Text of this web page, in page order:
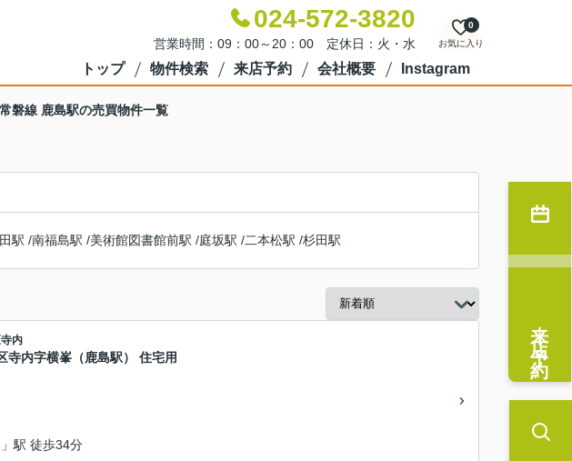
024-572-3820
営業時間：09：00～20：00 定休日：火・水 お気に入り
0
トップ 物件検索 来店予約 会社概要 Instagram
常磐線 鹿島駅の売買物件一覧
駅 /南福島駅 /美術館図書館前駅 /庭坂駅 /二本松駅 /杉田駅
内
寺内字横峯（鹿島駅） 住宅用
」駅 徒歩34分
来店予約